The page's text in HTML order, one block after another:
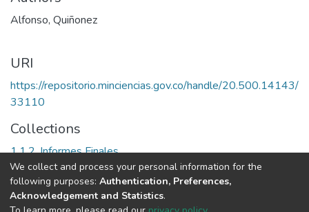
Alfonso, Quiñonez
URI
https://repositorio.minciencias.gov.co/handle/20.500.14143/
33110
Collections
1.1.2. Informes Finales
Full item page
We collect and process your personal information for the
following purposes: Authentication, Preferences,
Acknowledgement and Statistics.